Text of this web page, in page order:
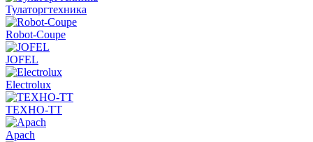
Тулаторгтехника
Robot-Coupe
JOFEL
Electrolux
ТЕХНО-ТТ
Apach